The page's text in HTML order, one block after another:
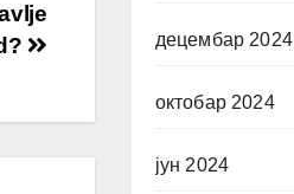
децембар 2024
октобар 2024
јун 2024